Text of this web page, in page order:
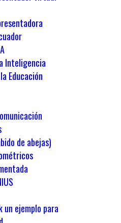
Inteligencia
Educación
de abejas)
un ejemplo para